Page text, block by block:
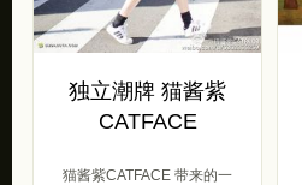
独立潮牌 猫酱紫
CATFACE
猫酱紫CATFACE 带来的一